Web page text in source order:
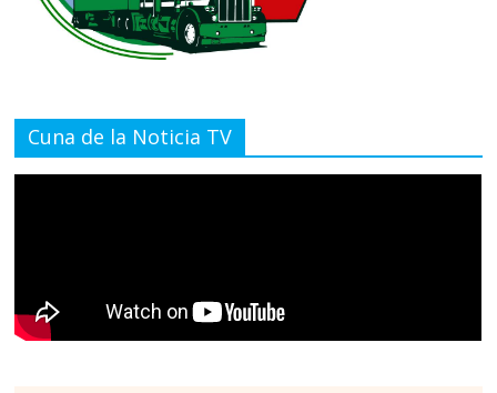
Cuna de la Noticia TV